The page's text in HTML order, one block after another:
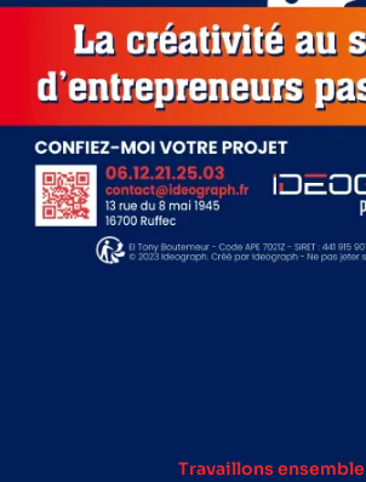
Travaillons ensemble